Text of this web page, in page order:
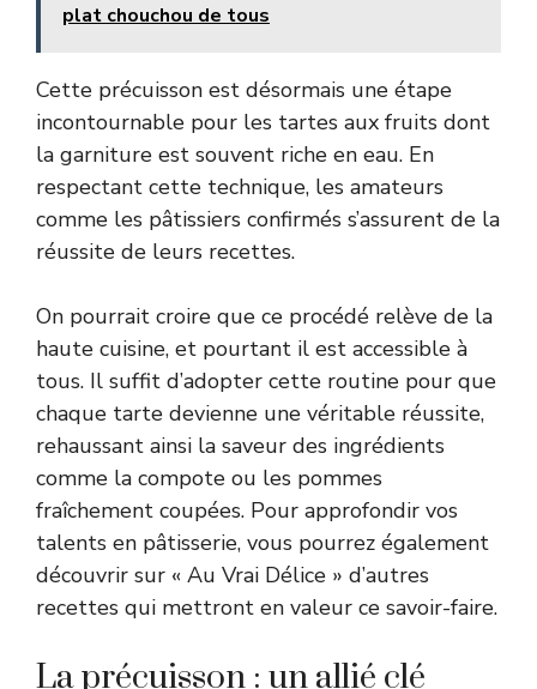
plat chouchou de tous
Cette précuisson est désormais une étape
incontournable pour les tartes aux fruits dont
la garniture est souvent riche en eau. En
respectant cette technique, les amateurs
comme les pâtissiers confirmés s’assurent de la
réussite de leurs recettes.
On pourrait croire que ce procédé relève de la
haute cuisine, et pourtant il est accessible à
tous. Il suffit d’adopter cette routine pour que
chaque tarte devienne une véritable réussite,
rehaussant ainsi la saveur des ingrédients
comme la compote ou les pommes
fraîchement coupées. Pour approfondir vos
talents en pâtisserie, vous pourrez également
découvrir sur « Au Vrai Délice » d’autres
recettes qui mettront en valeur ce savoir-faire.
La précuisson : un allié clé